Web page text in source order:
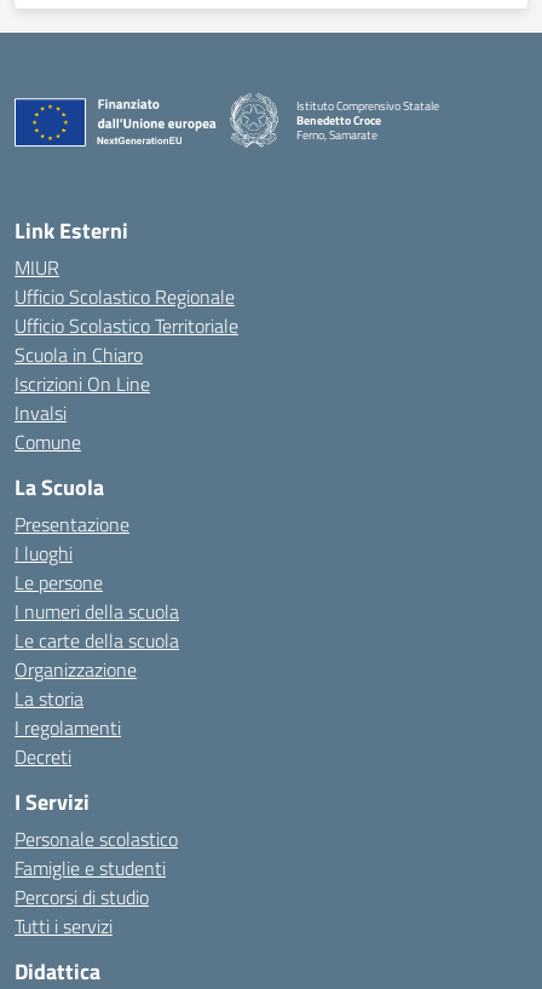
Istituto Comprensivo Statale
Benedetto Croce
Ferno, Samarate
Link Esterni
MIUR
Ufficio Scolastico Regionale
Ufficio Scolastico Territoriale
Scuola in Chiaro
Iscrizioni On Line
Invalsi
Comune
La Scuola
Presentazione
I luoghi
Le persone
I numeri della scuola
Le carte della scuola
Organizzazione
La storia
I regolamenti
Decreti
I Servizi
Personale scolastico
Famiglie e studenti
Percorsi di studio
Tutti i servizi
Didattica